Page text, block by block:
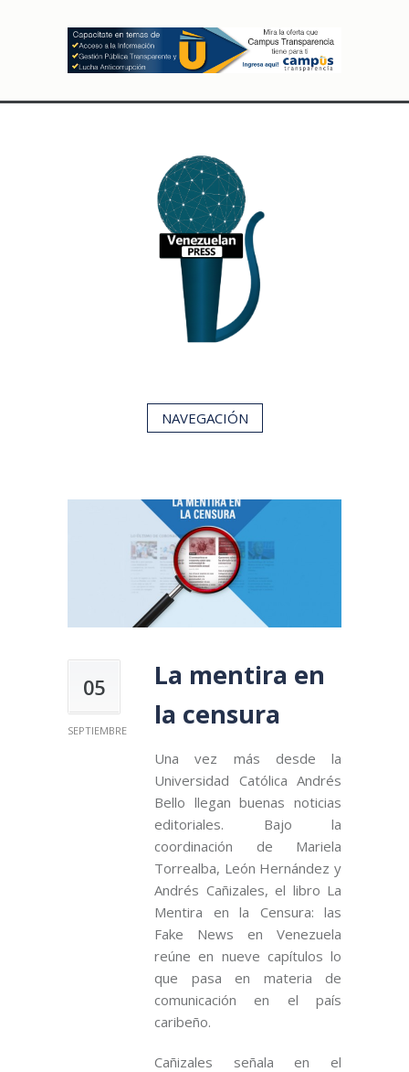
NAVEGACIÓN
05
SEPTIEMBRE
La mentira en
la censura
Una vez más desde la
Universidad Católica Andrés
Bello llegan buenas noticias
editoriales. Bajo la
coordinación de Mariela
Torrealba, León Hernández y
Andrés Cañizales, el libro La
Mentira en la Censura: las
Fake News en Venezuela
reúne en nueve capítulos lo
que pasa en materia de
comunicación en el país
caribeño.
Cañizales señala en el